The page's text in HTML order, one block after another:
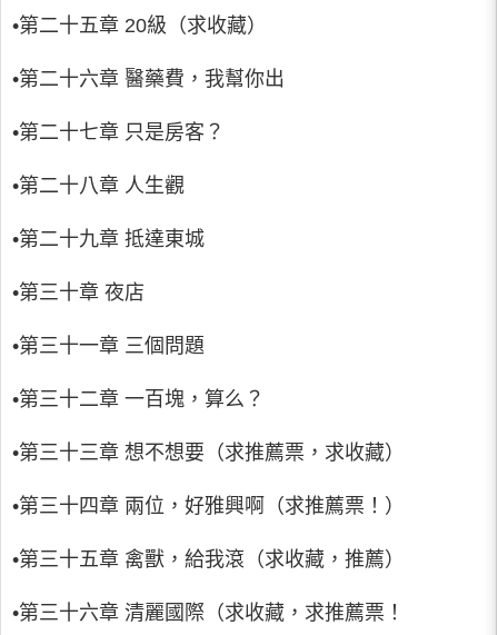
•第二十五章 20級（求收藏）
•第二十六章 醫藥費，我幫你出
•第二十七章 只是房客？
•第二十八章 人生觀
•第二十九章 抵達東城
•第三十章 夜店
•第三十一章 三個問題
•第三十二章 一百塊，算么？
•第三十三章 想不想要（求推薦票，求收藏）
•第三十四章 兩位，好雅興啊（求推薦票！）
•第三十五章 禽獸，給我滾（求收藏，推薦）
•第三十六章 清麗國際（求收藏，求推薦票！